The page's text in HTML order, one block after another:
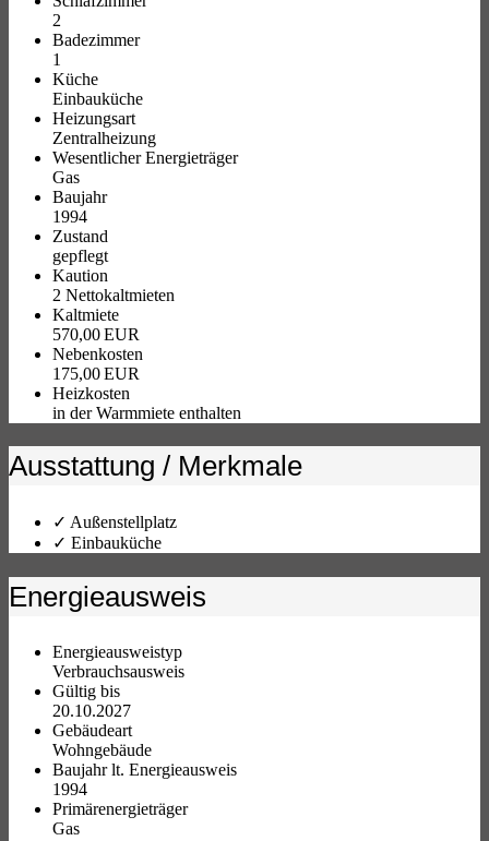
2
Badezimmer
1
Küche
Einbauküche
Heizungsart
Zentralheizung
Wesentlicher Energieträger
Gas
Baujahr
1994
Zustand
gepflegt
Kaution
2 Nettokaltmieten
Kaltmiete
570,00 EUR
Nebenkosten
175,00 EUR
Heizkosten
in der Warmmiete enthalten
Ausstattung / Merkmale
✓ Außenstellplatz
✓ Einbauküche
Energieausweis
Energieausweistyp
Verbrauchs­ausweis
Gültig bis
20.10.2027
Gebäudeart
Wohngebäude
Baujahr lt. Energieausweis
1994
Primärenergieträger
Gas